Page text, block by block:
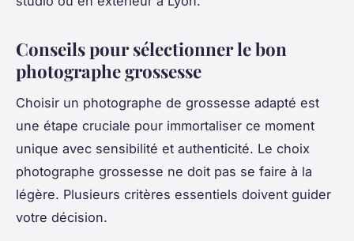
Conseils pour sélectionner le bon
photographe grossesse
Choisir un photographe de grossesse adapté est
une étape cruciale pour immortaliser ce moment
unique avec sensibilité et authenticité. Le choix
photographe grossesse ne doit pas se faire à la
légère. Plusieurs critères essentiels doivent guider
votre décision.